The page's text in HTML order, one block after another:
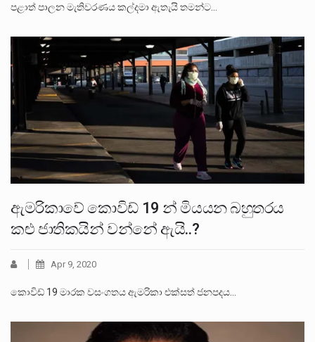
පළාත් පාලන මැතිවරණය කල්දමා ඇතැයි තමන්ට…
ඇමරිකාවේ කොවිඩ් 19 න් මියයන බහුතරය
කළු ජාතිකයින් වන්නේ ඇයි..?
Apr 9, 2020
කොවිඩ් 19 මාරක වසංගතය ඇමරිකා එක්සත් ජනපදය…